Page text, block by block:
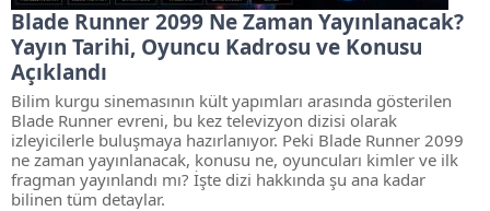
Blade Runner 2099 Ne Zaman Yayınlanacak?
Yayın Tarihi, Oyuncu Kadrosu ve Konusu
Açıklandı
Bilim kurgu sinemasının kült yapımları arasında gösterilen
Blade Runner evreni, bu kez televizyon dizisi olarak
izleyicilerle buluşmaya hazırlanıyor. Peki Blade Runner 2099
ne zaman yayınlanacak, konusu ne, oyuncuları kimler ve ilk
fragman yayınlandı mı? İşte dizi hakkında şu ana kadar
bilinen tüm detaylar.